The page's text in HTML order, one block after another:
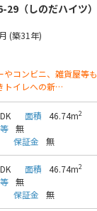
（しのだハイツ）
(築31年)
コンビニ、雑貨屋等
トイレへの新…
面積 46.74m2
無
保証金 無
面積 46.74m2
無
保証金 無